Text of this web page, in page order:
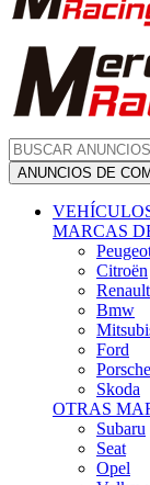
ANUNCIOS DE
MARCAS
Citroën
Renault
Bmw
Ford
Porsche
Skoda
OTRAS
Subaru
Seat
Opel